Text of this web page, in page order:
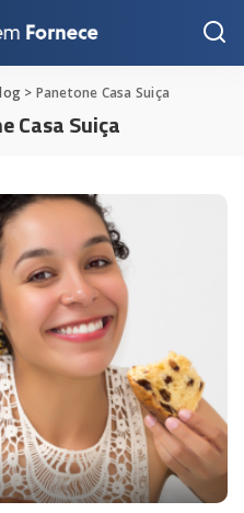
> Panetone Casa Suiça
Casa Suiça